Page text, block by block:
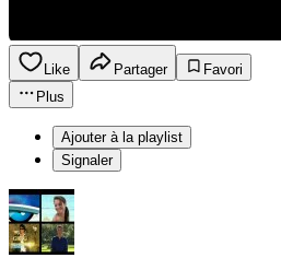
Like Partager
Favori
Plus
Ajouter à la playlist
Signaler